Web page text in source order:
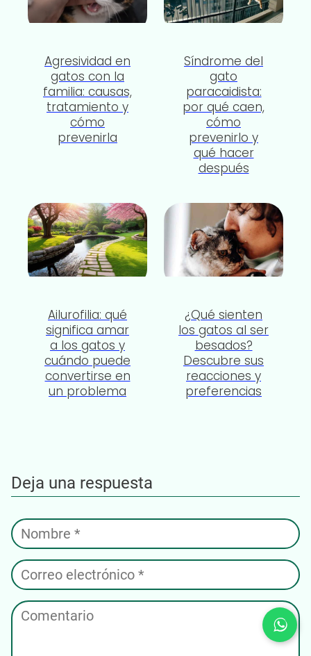
Agresividad en
gatos con la
familia: causas,
tratamiento y
cómo
prevenirla
Síndrome del
gato
paracaidista:
por qué caen,
cómo
prevenirlo y
qué hacer
después
Ailurofilia: qué
significa amar
a los gatos y
cuándo puede
convertirse en
un problema
¿Qué sienten
los gatos al ser
besados?
Descubre sus
reacciones y
preferencias
Deja una respuesta